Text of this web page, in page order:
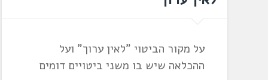
על מקור הביטוי "לאין ערוך" ועל
ההכלאה שיש בו משני ביטויים דומים